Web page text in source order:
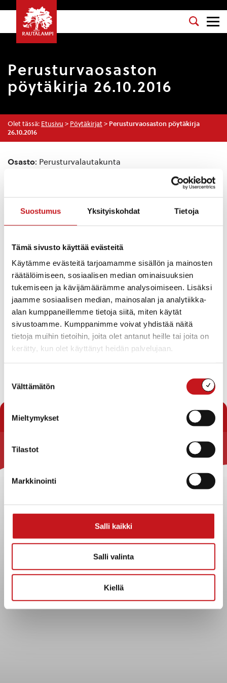
Suostumus Yksityiskohdat Tietoja
Tämä sivusto käyttää evästeitä
Käytämme evästeitä tarjoamamme sisällön ja mainosten
räätälöimiseen, sosiaalisen median ominaisuuksien
tukemiseen ja kävijämäärämme analysoimiseen. Lisäksi
jaamme sosiaalisen median, mainosalan ja analytiikka-
alan kumppaneillemme tietoja siitä, miten käytät
sivustoamme. Kumppanimme voivat yhdistää näitä
tietoja muihin tietoihin, joita olet antanut heille tai joita on
kerätty, kun olet käyttänyt heidän palvelujaan.
valinta
Välttämätön
Mieltymykset
Tilastot
Markkinointi
Salli kaikki
Salli valinta
Kiellä
Perusturvaosaston
pöytäkirja 26.10.2016
Olet tässä: Etusivu > Pöytäkirjat > Perusturvaosaston pöytäkirja
26.10.2016
Osasto: Perusturvalautakunta
Kokouksen laillisuus ja päätösvaltaisuus
Pöytäkirjan tarkastajat
Kehitysvammaisten, vammaispalvelulain mukaisten ja
mielenterve-yskuntoutujien tehostetun
palveluasumisen hankinta 1.1.2017
Lähihoitajan toimen täyttöluvan hakeminen
Lähihoitajan toimen täyttöluvan hakeminen
Perusturvaosaston talousarvion toteuma 1.1.-31.8.2016
Virtuaalinen musiikkikokeilu Palvelukoti Pauliinassa
Kotihoidon henkilöstön oppisopimuskoulutus
Ilmoitusasiat
Viranhaltijoiden pöytäkirjat
Pohjois-Savon sotaveteraanipiiri ry:n kirje
Lataa pöytäkirja
Yhteystiedot
Strategiat, ohjelmat, ohjeet, suunnitelmat, säännöt ja
sopimukset
Asiakirjajulkisuuskuvaus
Evästeet
Tietosuoja
Tietopyyntö